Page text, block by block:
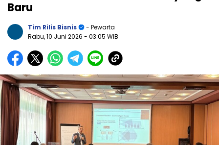
Baru
Tim Rilis Bisnis
- Pewarta
Rabu, 10 Juni 2026 - 03:05 WIB